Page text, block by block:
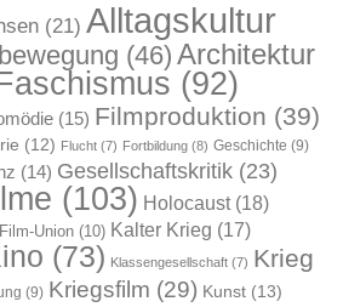
(21) Alltagskultur
(46) Architektur
(92)
(15) Filmproduktion (39)
(12) Flucht (7) Fortbildung (8) Geschichte (9)
(14) Gesellschaftskritik (23)
(103) Holocaust(18)
Union (10) Kalter Krieg (17)
(73) Klassengesellschaft (7) Krieg
(9) Kriegsfilm (29) Kunst (13)